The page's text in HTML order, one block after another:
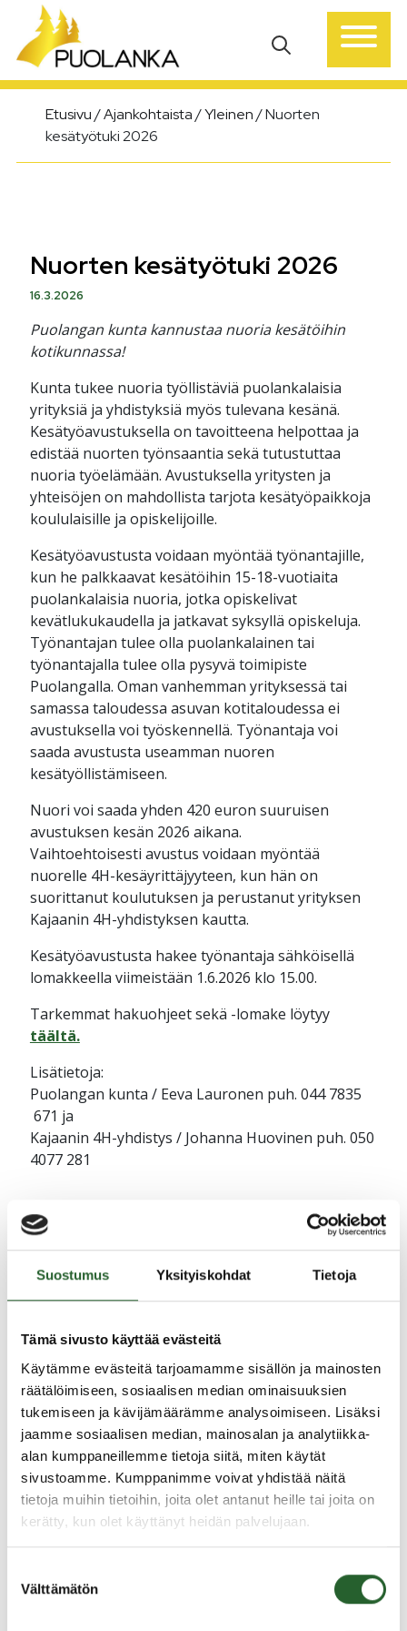
Suostumus Yksityiskohdat Tietoja
Tämä sivusto käyttää evästeitä
Käytämme evästeitä tarjoamamme sisällön ja mainosten
räätälöimiseen, sosiaalisen median ominaisuuksien
tukemiseen ja kävijämäärämme analysoimiseen. Lisäksi
jaamme sosiaalisen median, mainosalan ja analytiikka-
alan kumppaneillemme tietoja siitä, miten käytät
sivustoamme. Kumppanimme voivat yhdistää näitä
tietoja muihin tietoihin, joita olet antanut heille tai joita on
kerätty, kun olet käyttänyt heidän palvelujaan.
valinta
Välttämätön
Päävalikko
Etusivu/Ajankohtaista/Yleinen/Nuorten
kesätyötuki 2026
Nuorten kesätyötuki 2026
16.3.2026
Puolangan kunta kannustaa nuoria kesätöihin
kotikunnassa!
Kunta tukee nuoria työllistäviä puolankalaisia
yrityksiä ja yhdistyksiä myös tulevana kesänä.
Kesätyöavustuksella on tavoitteena helpottaa ja
edistää nuorten työnsaantia sekä tutustuttaa
nuoria työelämään. Avustuksella yritysten ja
yhteisöjen on mahdollista tarjota kesätyöpaikkoja
koululaisille ja opiskelijoille.
Kesätyöavustusta voidaan myöntää työnantajille,
kun he palkkaavat kesätöihin 15-18-vuotiaita
puolankalaisia nuoria, jotka opiskelivat
kevätlukukaudella ja jatkavat syksyllä opiskeluja.
Työnantajan tulee olla puolankalainen tai
työnantajalla tulee olla pysyvä toimipiste
Puolangalla. Oman vanhemman yrityksessä tai
samassa taloudessa asuvan kotitaloudessa ei
avustuksella voi työskennellä. Työnantaja voi
saada avustusta useamman nuoren
kesätyöllistämiseen.
Nuori voi saada yhden 420 euron suuruisen
avustuksen kesän 2026 aikana.
Vaihtoehtoisesti avustus voidaan myöntää
nuorelle 4H-kesäyrittäjyyteen, kun hän on
suorittanut koulutuksen ja perustanut yrityksen
Kajaanin 4H-yhdistyksen kautta.
Kesätyöavustusta hakee työnantaja sähköisellä
lomakkeella viimeistään 1.6.2026 klo 15.00.
Tarkemmat hakuohjeet sekä -lomake löytyy
täältä.
Lisätietoja:
Puolangan kunta / Eeva Lauronen puh. 044 7835
671 ja
Kajaanin 4H-yhdistys / Johanna Huovinen puh. 050
4077 281
Jaa uutinen
Ajankohtaista
5.8.2026
Monitoimitalon kirjasto menee kiinni
perjantaina klo 12.00
Henkilömuutoksia maaseutuhallinnossa
29.7.2026